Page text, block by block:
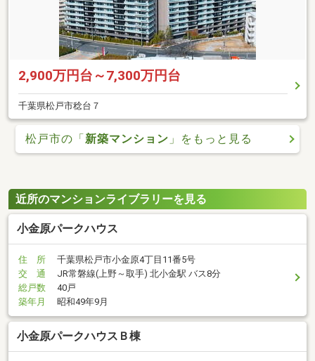
2,900万円台～7,300万円台
千葉県松戸市稔台７
松戸市の「新築マンション 」をもっと見る
近所のマンションライブラリーを見る
小金原パークハウス
住 所
千葉県松戸市小金原4丁目11番5号
交 通
JR常磐線(上野～取手) 北小金駅 バス8分
総戸数
40戸
築年月
昭和49年9月
小金原パークハウスＢ棟